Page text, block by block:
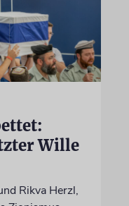
Wille
Rikva Herzl,